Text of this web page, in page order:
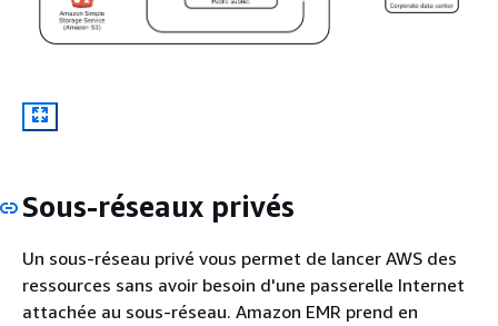
Sous-réseaux privés
Un sous-réseau privé vous permet de lancer AWS des
ressources sans avoir besoin d'une passerelle Internet
attachée au sous-réseau. Amazon EMR prend en